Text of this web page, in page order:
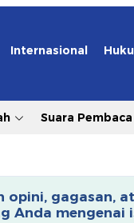
Internasional
Suara Pembaca
opini, gagasan,
Anda mengenai